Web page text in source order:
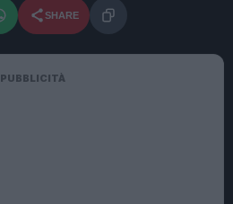
SHARE
PUBBLICITÀ